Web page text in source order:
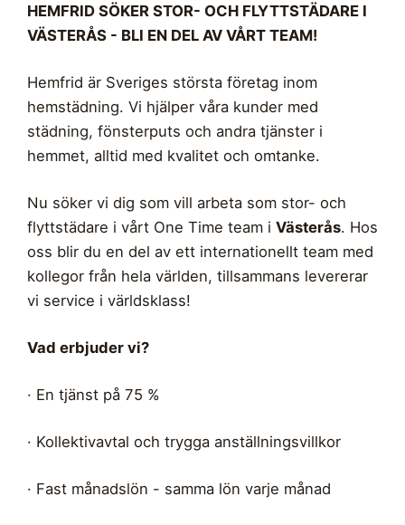
HEMFRID SÖKER STOR- OCH FLYTTSTÄDARE I
VÄSTERÅS - BLI EN DEL AV VÅRT TEAM!
Hemfrid är Sveriges största företag inom
hemstädning. Vi hjälper våra kunder med
städning, fönsterputs och andra tjänster i
hemmet, alltid med kvalitet och omtanke.
Nu söker vi dig som vill arbeta som stor- och
flyttstädare i vårt One Time team i Västerås. Hos
oss blir du en del av ett internationellt team med
kollegor från hela världen, tillsammans levererar
vi service i världsklass!
Vad erbjuder vi?
· En tjänst på 75 %
· Kollektivavtal och trygga anställningsvillkor
· Fast månadslön - samma lön varje månad